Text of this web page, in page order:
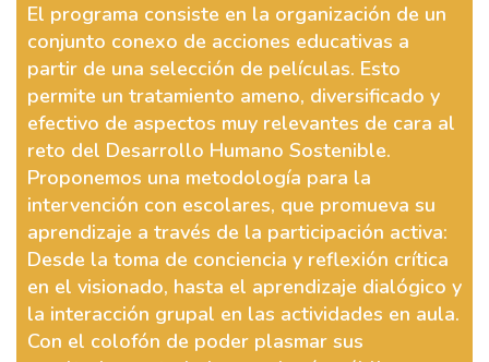
El programa consiste en la organización de un
conjunto conexo de acciones educativas a
partir de una selección de películas. Esto
permite un tratamiento ameno, diversificado y
efectivo de aspectos muy relevantes de cara al
reto del Desarrollo Humano Sostenible.
Proponemos una metodología para la
intervención con escolares, que promueva su
aprendizaje a través de la participación activa:
Desde la toma de conciencia y reflexión crítica
en el visionado, hasta el aprendizaje dialógico y
la interacción grupal en las actividades en aula.
Con el colofón de poder plasmar sus